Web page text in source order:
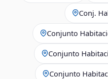
Conj.
Conjunto
Conjunto
Conjunto